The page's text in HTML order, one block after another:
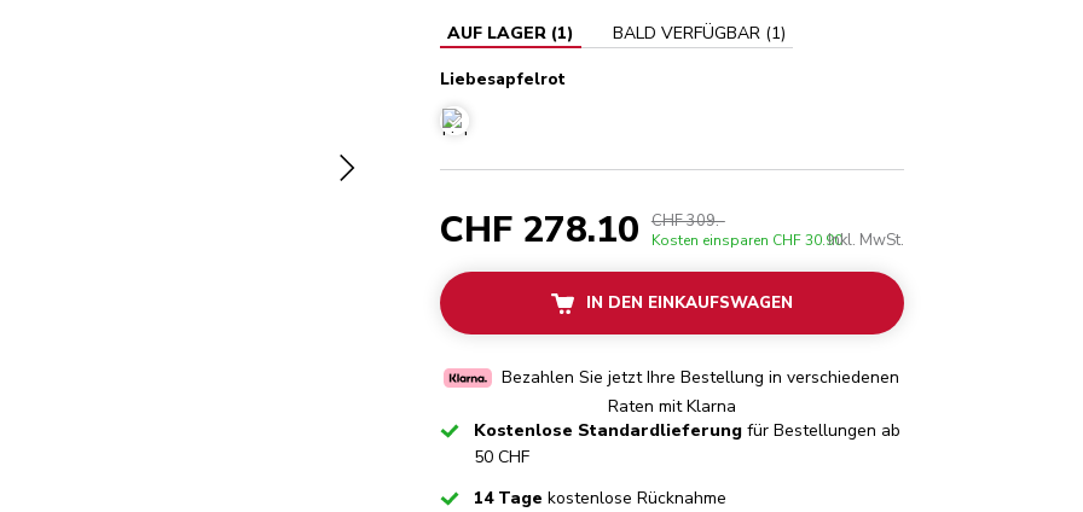
AUF LAGER(1) BALD VERFÜGBAR(1)
Liebesapfelrot
Liebesapfelrot
CHF 278.10 CHF 309.-
Kosten einsparen CHF 30.90Inkl. MwSt.
IN DEN EINKAUFSWAGEN
Bezahlen Sie jetzt Ihre Bestellung in verschiedenen
Raten mit Klarna
CheckedKostenlose Standardlieferung für Bestellungen ab
50 CHF
Checked14 Tage kostenlose Rücknahme